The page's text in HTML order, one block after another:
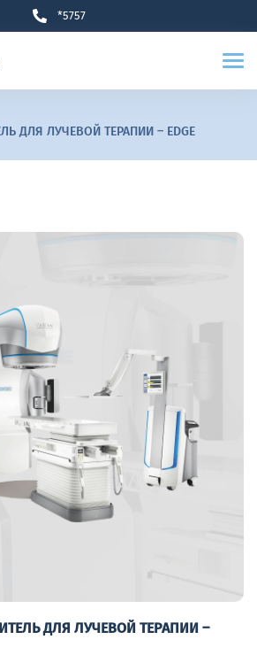
*5757
ДЛЯ ЛУЧЕВОЙ ТЕРАПИИ – EDGE
ДЛЯ ЛУЧЕВОЙ ТЕРАПИИ –